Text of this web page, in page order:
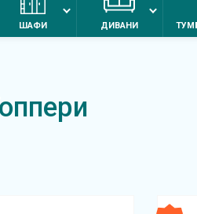
ШАФИ ДИВАНИ